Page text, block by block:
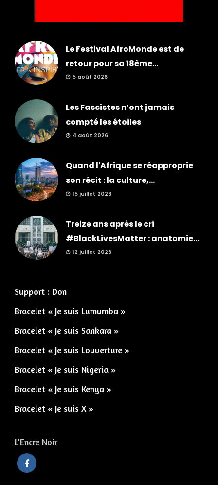
Le Festival AfroMonde est de
retour pour sa 18ème...
5 août 2026
Les Fascistes n’ont jamais
compté les étoiles
4 août 2026
Quand l'Afrique se réapproprie
son récit : la culture,...
15 juillet 2026
Treize ans après le cri
#BlackLivesMatter : anatomie...
12 juillet 2026
Support : Don
Bracelet « Je suis Lumumba »
Bracelet « Je suis Sankara »
Bracelet « Je suis Louverture »
Bracelet « Je suis Nigeria »
Bracelet « Je suis Kenya »
Bracelet « Je suis X »
L'Encre Noir